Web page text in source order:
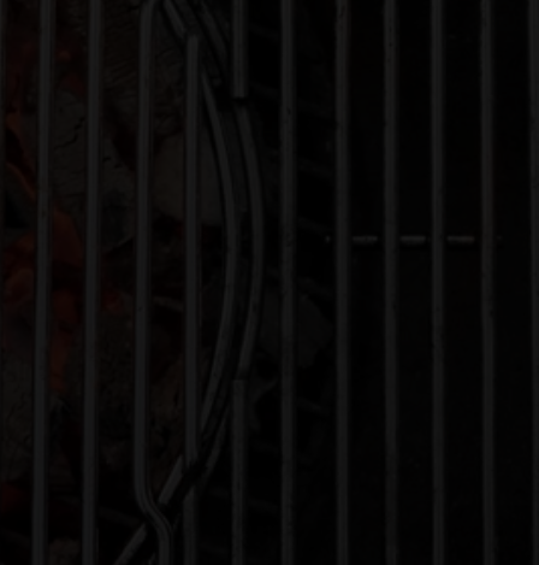
la brasa, ya que en cuanto al tema de los
una cerveza de estilo Red Ale para la